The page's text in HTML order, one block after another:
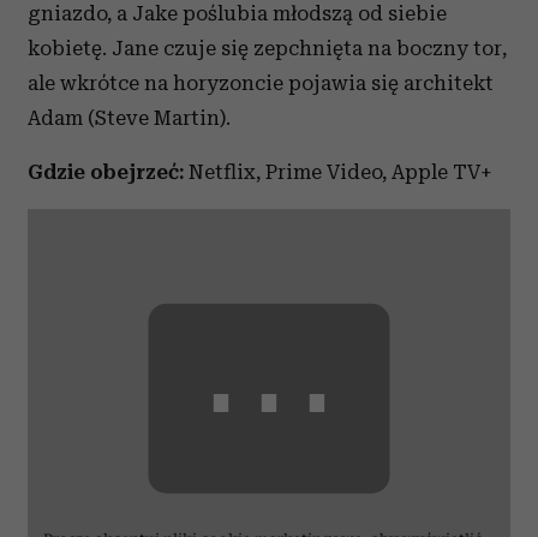
gniazdo, a Jake poślubia młodszą od siebie
kobietę. Jane czuje się zepchnięta na boczny tor,
ale wkrótce na horyzoncie pojawia się architekt
Adam (Steve Martin).
Gdzie obejrzeć: Netflix, Prime Video, Apple TV+
⋯